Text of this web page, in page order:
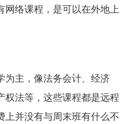
网络课程，是可以在外地上
为主，像法务会计、经济
权法等，这些课程都是远程
上并没有与周末班有什么不